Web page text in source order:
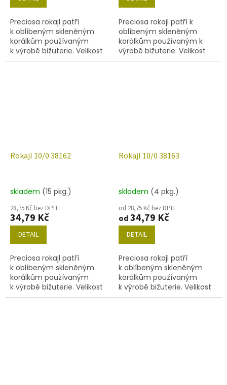
Preciosa rokajl patří
k oblíbeným skleněným
korálkům používaným
k výrobě bižuterie. Velikost
10/0 (2,2-2,4mm), barva
Preciosa rokajl patří k
oblíbeným skleněným
korálkům používaným k
výrobě bižuterie. Velikost
10/0 (2,2-2,4mm), barva
Rokajl 10/0 38162
skladem (15 pkg.)
28,75 Kč bez DPH
34,79 Kč
DETAIL
Preciosa rokajl patří
k oblíbeným skleněným
korálkům používaným
k výrobě bižuterie. Velikost
10/0 (2,2-2,4mm), barva
Rokajl 10/0 38163
skladem (4 pkg.)
od 28,75 Kč bez DPH
od34,79 Kč
DETAIL
Preciosa rokajl patří
k oblíbeným skleněným
korálkům používaným
k výrobě bižuterie. Velikost
10/0 (2,2-2,4 mm), barva